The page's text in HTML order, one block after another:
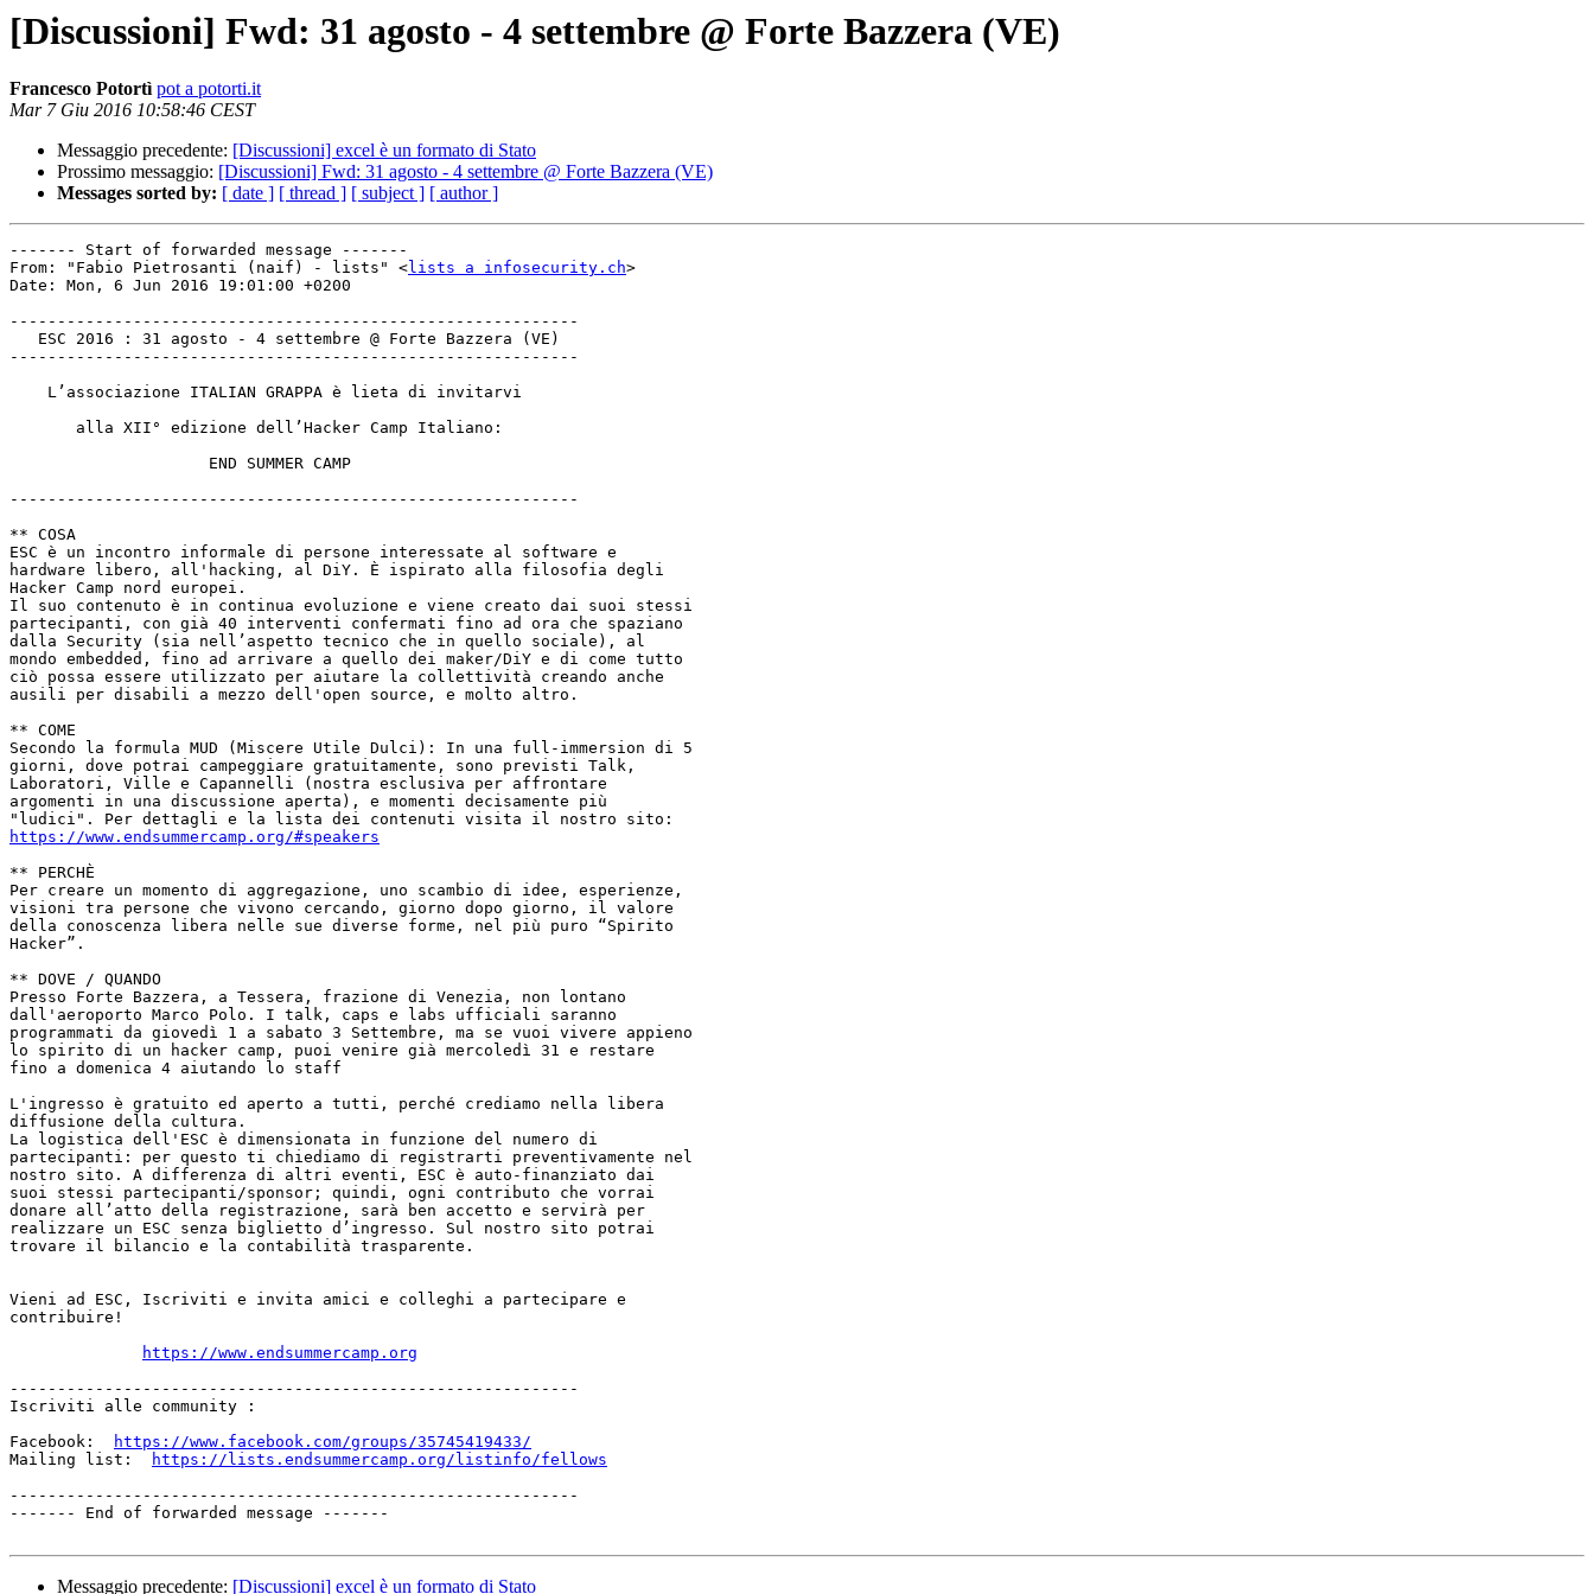
[Discussioni] Fwd: 31 agosto - 4 settembre @ Forte Bazzera (VE)
Francesco Potortì pot a potorti.it
Mar 7 Giu 2016 10:58:46 CEST
Messaggio precedente: [Discussioni] excel è un formato di Stato
Prossimo messaggio: [Discussioni] Fwd: 31 agosto - 4 settembre @ Forte Bazzera (VE)
Messages sorted by: [ date ] [ thread ] [ subject ] [ author ]
------- Start of forwarded message -------
From: "Fabio Pietrosanti (naif) - lists" <lists a infosecurity.ch>
Date: Mon, 6 Jun 2016 19:01:00 +0200
------------------------------------------------------------
------------------------------------------------------------
------------------------------------------------------------
** COSA
ESC è un incontro informale di persone interessate al software e
hardware libero, all'hacking, al DiY. È ispirato alla filosofia degli
Hacker Camp nord europei.
Il suo contenuto è in continua evoluzione e viene creato dai suoi stessi
partecipanti, con già 40 interventi confermati fino ad ora che spaziano
dalla Security (sia nell’aspetto tecnico che in quello sociale), al
mondo embedded, fino ad arrivare a quello dei maker/DiY e di come tutto
ciò possa essere utilizzato per aiutare la collettività creando anche
ausili per disabili a mezzo dell'open source, e molto altro.
** COME
Secondo la formula MUD (Miscere Utile Dulci): In una full-immersion di 5
giorni, dove potrai campeggiare gratuitamente, sono previsti Talk,
Laboratori, Ville e Capannelli (nostra esclusiva per affrontare
argomenti in una discussione aperta), e momenti decisamente più
https://www.endsummercamp.org/#speakers
** PERCHÈ
Per creare un momento di aggregazione, uno scambio di idee, esperienze,
visioni tra persone che vivono cercando, giorno dopo giorno, il valore
della conoscenza libera nelle sue diverse forme, nel più puro “Spirito
Hacker”.
** DOVE / QUANDO
Presso Forte Bazzera, a Tessera, frazione di Venezia, non lontano
dall'aeroporto Marco Polo. I talk, caps e labs ufficiali saranno
programmati da giovedì 1 a sabato 3 Settembre, ma se vuoi vivere appieno
lo spirito di un hacker camp, puoi venire già mercoledì 31 e restare
fino a domenica 4 aiutando lo staff
L'ingresso è gratuito ed aperto a tutti, perché crediamo nella libera
diffusione della cultura.
La logistica dell'ESC è dimensionata in funzione del numero di
partecipanti: per questo ti chiediamo di registrarti preventivamente nel
nostro sito. A differenza di altri eventi, ESC è auto-finanziato dai
suoi stessi partecipanti/sponsor; quindi, ogni contributo che vorrai
donare all’atto della registrazione, sarà ben accetto e servirà per
realizzare un ESC senza biglietto d’ingresso. Sul nostro sito potrai
trovare il bilancio e la contabilità trasparente.
Vieni ad ESC, Iscriviti e invita amici e colleghi a partecipare e
contribuire!
https://www.endsummercamp.org
------------------------------------------------------------
Iscriviti alle community :
Facebook:
https://www.facebook.com/groups/35745419433/
Mailing list:
https://lists.endsummercamp.org/listinfo/fellows
------------------------------------------------------------
------- End of forwarded message -------
Messaggio precedente: [Discussioni] excel è un formato di Stato